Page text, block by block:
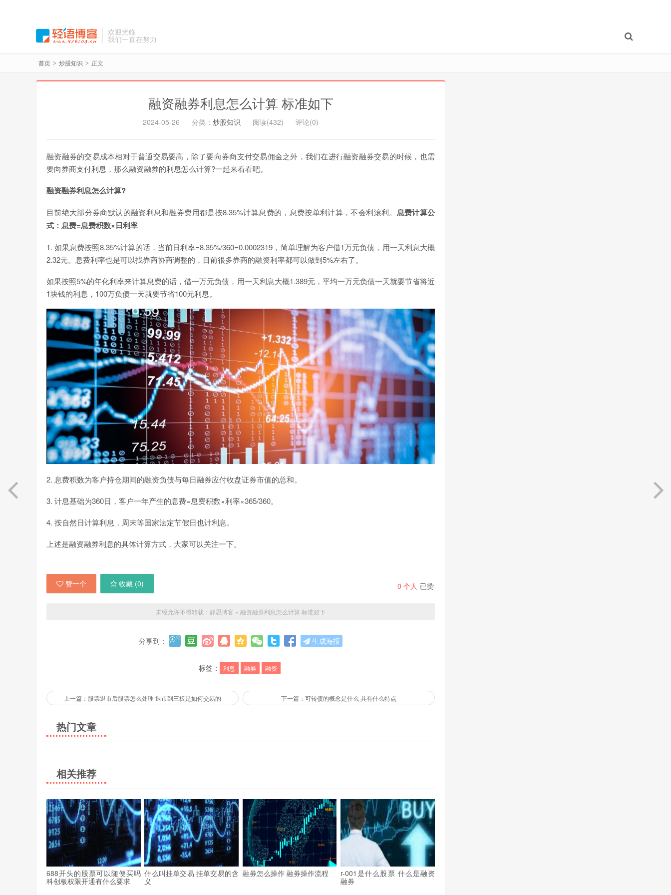
欢迎光临
我们一直在努力
首页 > 炒股知识 > 正文
融资融券利息怎么计算 标准如下
2024-05-26 分类： 炒股知识 阅读(432) 评论(0)
融资融券的交易成本相对于普通交易要高，除了要向券商支付交易佣金之外，我们在进行融资融券交易的时候，也需
要向券商支付利息，那么融资融券的利息怎么计算?一起来看看吧。
融资融券利息怎么计算?
目前绝大部分券商默认的融资利息和融券费用都是按8.35%计算息费的，息费按单利计算，不会利滚利。 息费计算公
式：息费=息费积数×日利率
1. 如果息费按照8.35%计算的话，当前日利率=8.35%/360=0.0002319，简单理解为客户借1万元负债，用一天利息大概
2.32元。息费利率也是可以找券商协商调整的，目前很多券商的融资利率都可以做到5%左右了。
如果按照5%的年化利率来计算息费的话，借一万元负债，用一天利息大概1.389元，平均一万元负债一天就要节省将近
1块钱的利息，100万负债一天就要节省100元利息。
2. 息费积数为客户持仓期间的融资负债与每日融券应付收盘证券市值的总和。
3. 计息基础为360日，客户一年产生的息费=息费积数×利率×365/360。
4. 按自然日计算利息，周末等国家法定节假日也计利息。
上述是融资融券利息的具体计算方式，大家可以关注一下。
0 个人 已赞
赞一个 收藏 (0)
未经允许不得转载： 静思博客 » 融资融券利息怎么计算 标准如下
分享到： 生成海报
标签： 利息 融券 融资
上一篇：股票退市后股票怎么处理 退市到三板是如何交易的 下一篇：可转债的概念是什么 具有什么特点
热门文章
相关推荐
688开头的股票可以随便买吗
科创板权限开通有什么要求
什么叫挂单交易 挂单交易的含
义
融券怎么操作 融券操作流程
r-001是什么股票 什么是融资
融券